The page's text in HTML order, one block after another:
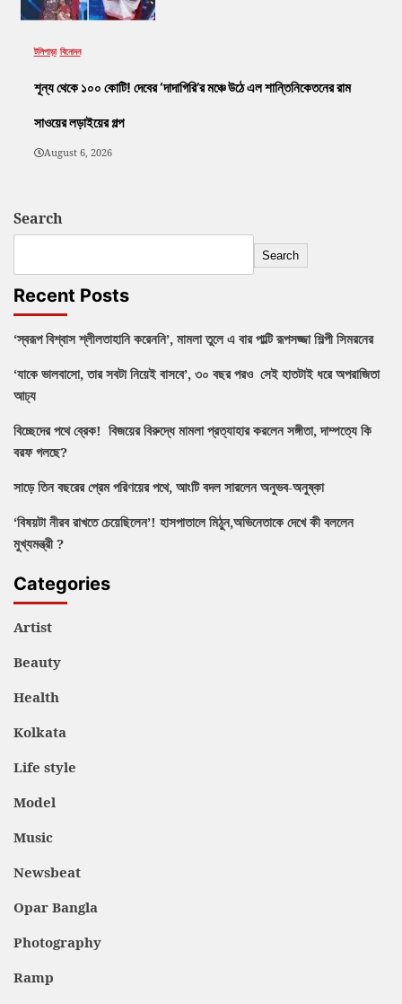
টলিপাড়া বিনোদন
শূন্য থেকে ১০০ কোটি! দেবের ‘দাদাগিরি’র মঞ্চে উঠে এল শান্তিনিকেতনের রাম
সাওয়ের লড়াইয়ের গল্প
August 6, 2026
Search
Search
Recent Posts
‘স্বরূপ বিশ্বাস শ্লীলতাহানি করেননি’, মামলা তুলে এ বার পাল্টি রূপসজ্জা শিল্পী সিমরনের
‘যাকে ভালবাসো, তার সবটা নিয়েই বাসবে’, ৩০ বছর পরও সেই হাতটাই ধরে অপরাজিতা
আঢ্য
বিচ্ছেদের পথে ব্রেক! বিজয়ের বিরুদ্ধে মামলা প্রত্যাহার করলেন সঙ্গীতা, দাম্পত্যে কি
বরফ গলছে?
সাড়ে তিন বছরের প্রেম পরিণয়ের পথে, আংটি বদল সারলেন অনুভব-অনুষ্কা
‘বিষয়টা নীরব রাখতে চেয়েছিলেন’! হাসপাতালে মিঠুন,অভিনেতাকে দেখে কী বললেন
মুখ্যমন্ত্রী ?
Categories
Artist
Beauty
Health
Kolkata
Life style
Model
Music
Newsbeat
Opar Bangla
Photography
Ramp